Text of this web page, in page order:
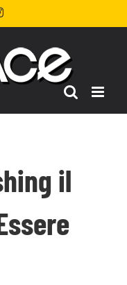
Instagram
il